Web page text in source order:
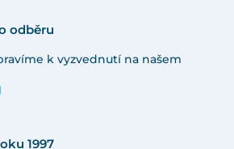
odběru
k vyzvednutí na našem
1997